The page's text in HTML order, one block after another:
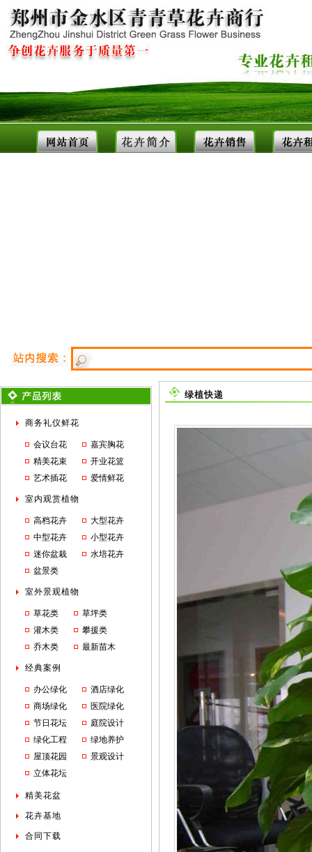
商务礼仪鲜花
会议台花
嘉宾胸花
精美花束
开业花篮
艺术插花
爱情鲜花
室内观赏植物
高档花卉
大型花卉
中型花卉
小型花卉
迷你盆栽
水培花卉
盆景类
室外景观植物
草花类
草坪类
灌木类
攀援类
乔木类
最新苗木
经典案例
办公绿化
酒店绿化
商场绿化
医院绿化
节日花坛
庭院设计
绿化工程
绿地养护
屋顶花园
景观设计
立体花坛
精美花盆
花卉基地
合同下载
绿植快递